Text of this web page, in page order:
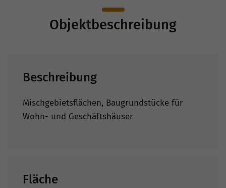
Objektbeschreibung
Beschreibung
Mischgebietsflächen, Baugrundstücke für
Wohn- und Geschäftshäuser
Fläche